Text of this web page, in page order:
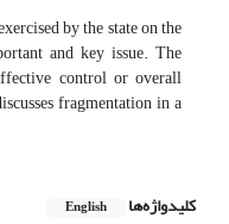
by the state on the
and key issue. The
control or overall
fragmentation in a
کلیدواژه‌ها English